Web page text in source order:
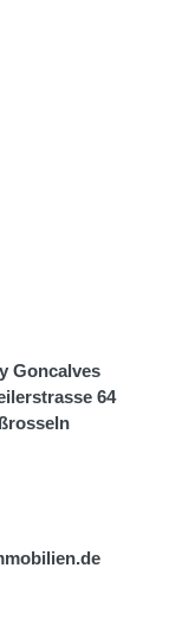
Goncalves
64